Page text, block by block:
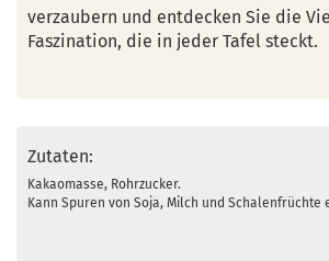
verzaubern und entdecken Sie die
Faszination, die in jeder Tafel steckt.
Zutaten:
Kakaomasse, Rohrzucker.
Kann Spuren von Soja, Milch und Schalenfrüchte